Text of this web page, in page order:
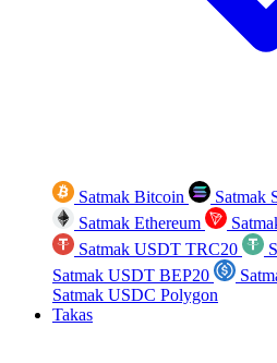
Satmak Bitcoin Satmak
Satmak Ethereum
Satmak USDT TRC20
Satmak USDT BEP20
Satmak USDC Polygon
Takas